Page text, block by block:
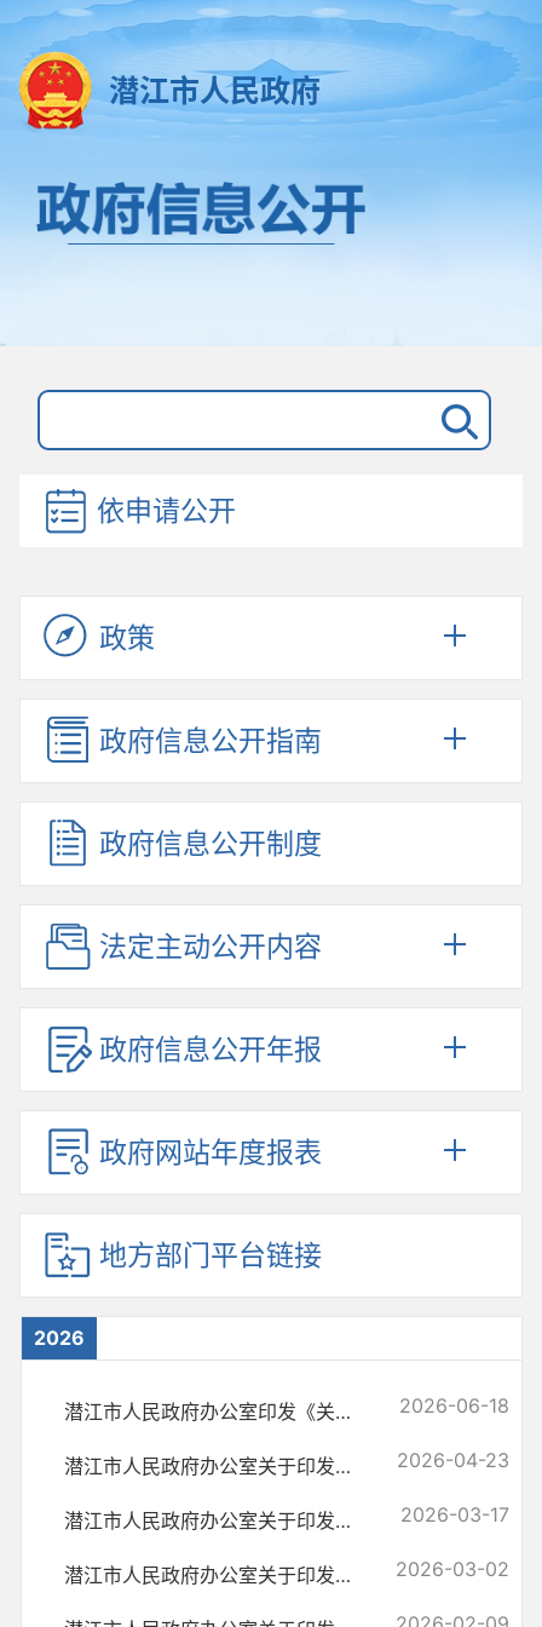
潜江市人民政府
依申请公开
政策
政府信息公开指南
政府信息公开制度
法定主动公开内容
政府信息公开年报
政府网站年度报表
地方部门平台链接
2026
潜江市人民政府办公室印发《关于进一步明确部分新兴行业领域安全生产监... 2026-06-18
潜江市人民政府办公室关于印发《潜江市地理标志与文化旅游融合发展工作... 2026-04-23
潜江市人民政府办公室关于印发《潜江市2026年持续推进“清洁家园”工作... 2026-03-17
潜江市人民政府办公室关于印发《潜江西北片区旅游样板区建设总体实施方... 2026-03-02